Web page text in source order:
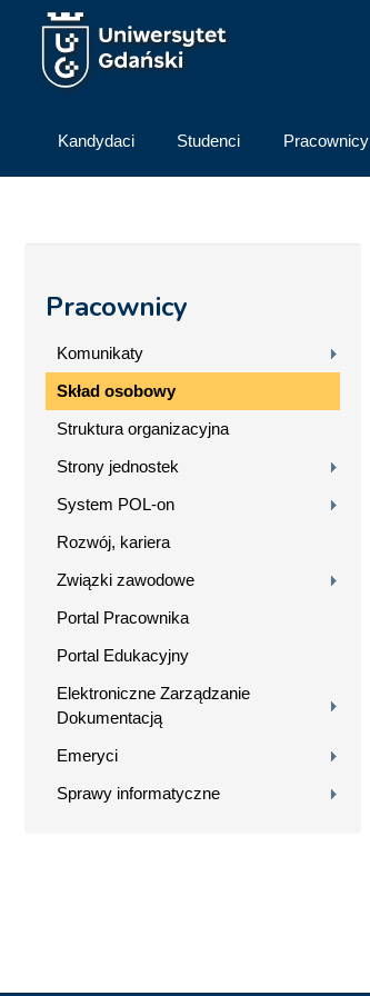
Przejdź do treści
Kandydaci Studenci Pracownicy
Pracownicy
Komunikaty
Skład osobowy
Struktura organizacyjna
Strony jednostek
System POL-on
Rozwój, kariera
Związki zawodowe
Portal Pracownika
Portal Edukacyjny
Elektroniczne Zarządzanie
Dokumentacją
Emeryci
Sprawy informatyczne